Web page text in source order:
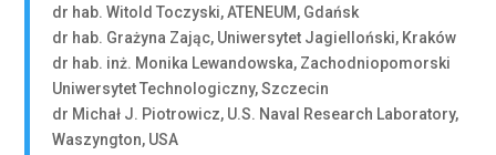
dr hab. Witold Toczyski, ATENEUM, Gdańsk
dr hab. Grażyna Zając, Uniwersytet Jagielloński, Kraków
dr hab. inż. Monika Lewandowska, Zachodniopomorski
Uniwersytet Technologiczny, Szczecin
dr Michał J. Piotrowicz, U.S. Naval Research Laboratory,
Waszyngton, USA